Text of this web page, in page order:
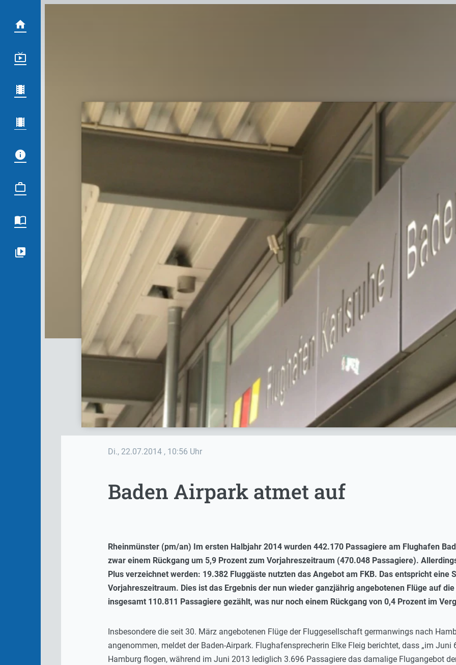
Di., 22.07.2014 , 10:56 Uhr
Baden Airpark atmet auf
Rheinmünster (pm/an) Im ersten Halbjahr 2014 wurden 442.170 Passagiere am Flughafen
zwar einem Rückgang um 5,9 Prozent zum Vorjahreszeitraum (470.048 Passagiere).
Plus verzeichnet werden: 19.382 Fluggäste nutzten das Angebot am FKB. Das entspricht eine
Vorjahreszeitraum. Dies ist das Ergebnis der nun wieder ganzjährig angebotenen Flüge auf
insgesamt 110.811 Passagiere gezählt, was nur noch einem Rückgang von 0,4 Prozent im
Insbesondere die seit 30. März angebotenen Flüge der Fluggesellschaft germanwings nach
angenommen, meldet der Baden-Airpark. Flughafensprecherin Elke Fleig berichtet, dass „im
Hamburg flogen, während im Juni 2013 lediglich 3.696 Passagiere das damalige Flugangebot